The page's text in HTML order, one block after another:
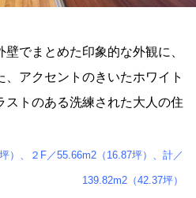
でまとめた印象的な外観に、
アクセントのきいたホワイト
ストのある洗練された大人の住
）、２F／55.66m2（16.87坪）、計／
139.82m2（42.37坪）